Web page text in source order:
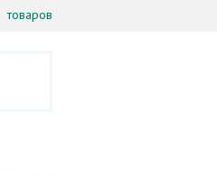
товаров